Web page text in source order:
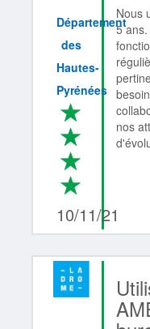
Département
des
Hautes-
Pyrénées
10/11/21
Nous
5
nos